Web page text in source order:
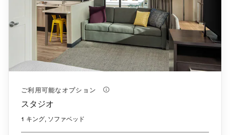
ご利用可能なオプション
スタジオ
1 キング, ソファベッド